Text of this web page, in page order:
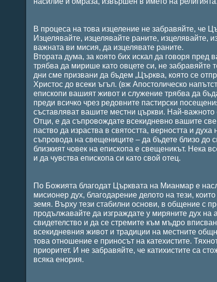
В процеса на това изцеление не забравяйте, че
Изцелявайте, изцелявайте раните, изцелявайте,
важната ви мисия, да изцелявате раните.
Втората дума, за която бих искал да говоря пред
трябва да мирише като овцете си, не
дни сме призвани да бъдем „Църква, която се
Христос до всеки ъгъл. (вж Апостолическо
епископи вашият живот и служение трябва да
преди всичко чрез редовните пастирски
съставляват вашите местни църкви. Най-
Отци, е да съпровождате всекидневно вашите
паство да израства в святостта, верността и
съпровода на свещениците – да бъдете близо до
близкият човек на епископа е свещеникът. Нека
и да чувства епископа си като свой отец.
По Божията благодат Църквата на Мианмар е
мисионер дух, благодарение делото на тези,
земя. Върху тези стабилни основи, в общение с
продължавайте да изграждате у миряните дух на
свидетелство и да се стремите към мъдро
всекидневния живот и традиции на местните
това отношение е приносът на катехистите.
приоритет. И не забравяйте, че катихистите са
всяка енория.